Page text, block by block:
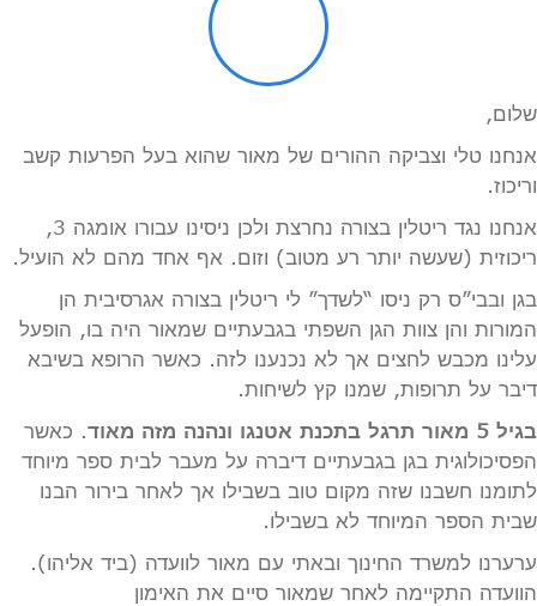
שלום,
אנחנו טלי וצביקה ההורים של מאור שהוא בעל הפרעות קשב
וריכוז.
אנחנו נגד ריטלין בצורה נחרצת ולכן ניסינו עבורו אומגה 3,
ריכוזית (שעשה יותר רע מטוב) וזום. אף אחד מהם לא הועיל.
בגן ובבי”ס רק ניסו “לשדך” לי ריטלין בצורה אגרסיבית הן
המורות והן צוות הגן השפתי בגבעתיים שמאור היה בו, הופעל
עלינו מכבש לחצים אך לא נכנענו לזה. כאשר הרופא בשיבא
דיבר על תרופות, שמנו קץ לשיחות.
בגיל 5 מאור תרגל בתכנת אטנגו ונהנה מזה מאוד
. כאשר
הפסיכולוגית בגן בגבעתיים דיברה על מעבר לבית ספר מיוחד
לתומנו חשבנו שזה מקום טוב בשבילו אך לאחר בירור הבנו
שבית הספר המיוחד לא בשבילו.
ערערנו למשרד החינוך ובאתי עם מאור לוועדה (ביד אליהו).
הוועדה התקיימה לאחר שמאור סיים את האימון